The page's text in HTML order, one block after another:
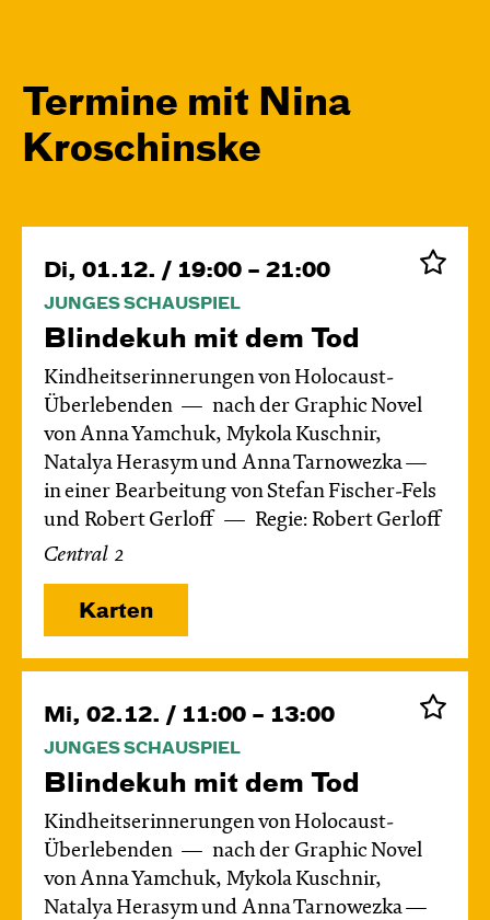
Termine mit Nina
Kroschinske
Di, 01.12. / 19:00 – 21:00
JUNGES SCHAUSPIEL
Blinde­kuh mit dem Tod
Kindheitserinnerungen von Holocaust-
Überlebenden
nach der Graphic Novel
von Anna Yamchuk, Mykola Kuschnir,
Natalya Herasym und Anna Tarnowezka —
in einer Bearbeitung von Stefan Fischer-Fels
und Robert Gerloff
Regie: Robert Gerloff
Central 2
Karten
Mi, 02.12. / 11:00 – 13:00
JUNGES SCHAUSPIEL
Blinde­kuh mit dem Tod
Kindheitserinnerungen von Holocaust-
Überlebenden
nach der Graphic Novel
von Anna Yamchuk, Mykola Kuschnir,
Natalya Herasym und Anna Tarnowezka —